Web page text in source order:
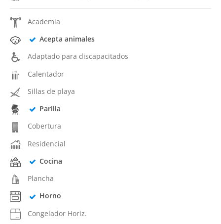
Academia
Acepta animales
Adaptado para discapacitados
Calentador
Sillas de playa
Parilla
Cobertura
Residencial
Cocina
Plancha
Horno
Congelador Horiz.